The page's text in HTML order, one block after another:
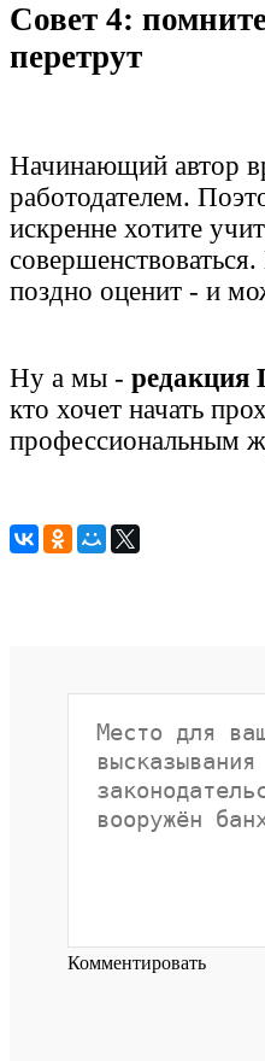
Совет 4:
перетрут
Начинающий автор
работодателем.
искренне хотите
поздно оценит - и
Ну а мы - редакция
кто хочет начать
профессиональным
Комментировать